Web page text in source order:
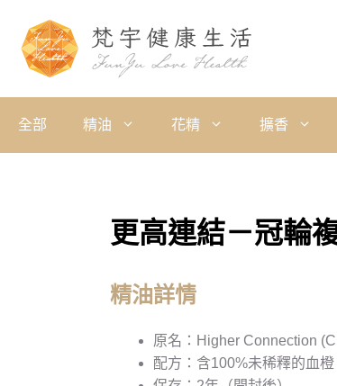
全部 精油 花精 擴香
更高連結－冠輪
精油詳情
原名：Higher Connection
配方：含100%未稀釋的血